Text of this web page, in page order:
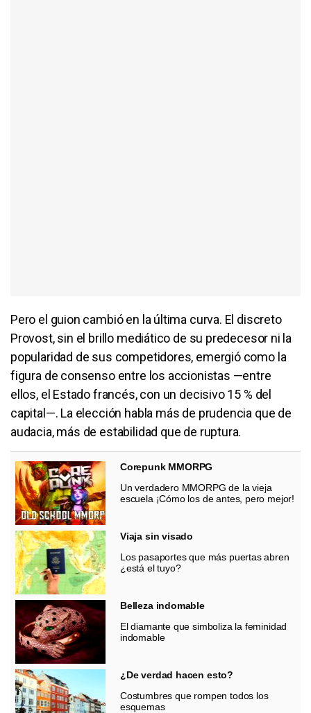
Pero el guion cambió en la última curva. El discreto
Provost, sin el brillo mediático de su predecesor ni la
popularidad de sus competidores, emergió como la
figura de consenso entre los accionistas —entre
ellos, el Estado francés, con un decisivo 15 % del
capital—. La elección habla más de prudencia que de
audacia, más de estabilidad que de ruptura.
Corepunk MMORPG
Un verdadero MMORPG de la vieja
escuela ¡Cómo los de antes, pero mejor!
Viaja sin visado
Los pasaportes que más puertas abren
¿está el tuyo?
Belleza indomable
El diamante que simboliza la feminidad
indomable
¿De verdad hacen esto?
Costumbres que rompen todos los
esquemas